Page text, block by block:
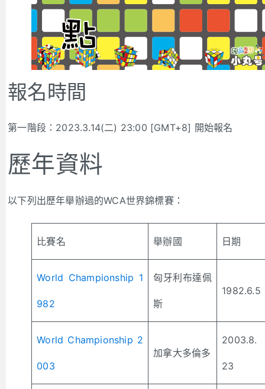
報名時間
第一階段：2023.3.14(二) 23:00 [GMT+8] 開始報名
歷年資料
以下列出歷年舉辦過的WCA世界錦標賽：
比賽名 舉辦國 日期
World Championship 1
982
匈牙利布達佩
斯
1982.6.5
World Championship 2
003
加拿大多倫多
2003.8.
23